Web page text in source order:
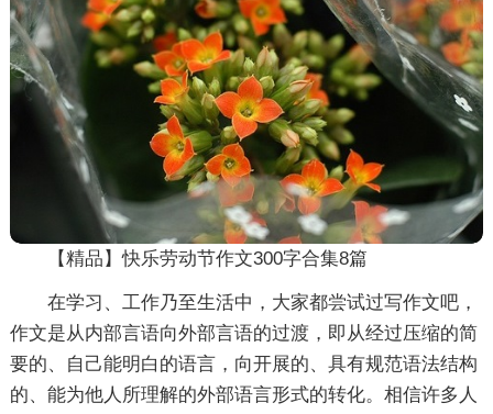
【精品】快乐劳动节作文300字合集8篇
在学习、工作乃至生活中，大家都尝试过写作文吧，
作文是从内部言语向外部言语的过渡，即从经过压缩的简
要的、自己能明白的语言，向开展的、具有规范语法结构
的、能为他人所理解的外部语言形式的转化。相信许多人